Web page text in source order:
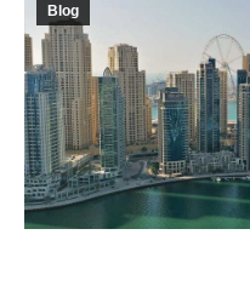
Blog